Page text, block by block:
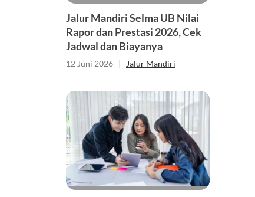
Jalur Mandiri Selma UB Nilai
Rapor dan Prestasi 2026, Cek
Jadwal dan Biayanya
12 Juni 2026 | Jalur Mandiri